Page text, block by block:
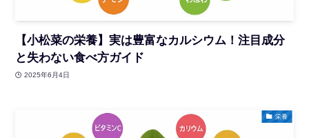
【小松菜の栄養】実は豊富なカルシウム！注目成分
と失わない食べ方ガイド
2025年6月4日
栄養